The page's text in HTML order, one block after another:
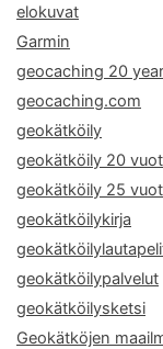
elokuvat
Garmin
geocaching 20
geocaching.com
geokätköily
geokätköily 20
geokätköily 25
geokätköilykirja
geokätköilypalvelut
geokätköilysketsi
Geokätköjen